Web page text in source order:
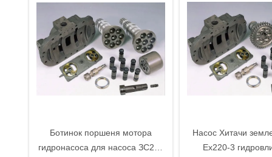
Ботинок поршеня мотора
гидронасоса для насоса ЗС200
Насос Хитачи
Ex220-3